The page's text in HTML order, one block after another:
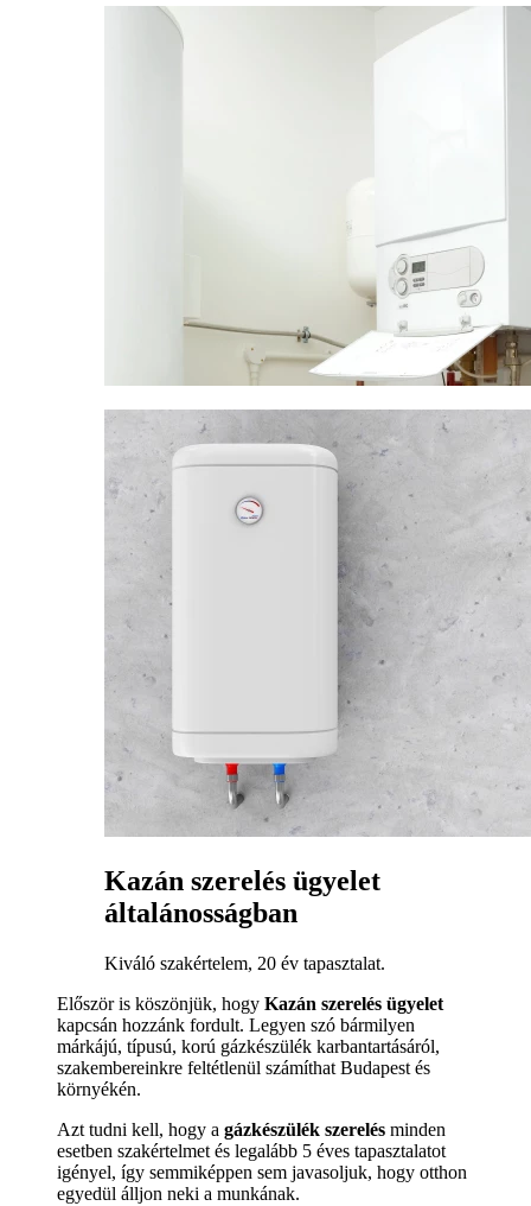
Kazán szerelés ügyelet
általánosságban
Kiváló szakértelem, 20 év tapasztalat.
Először is köszönjük, hogy Kazán szerelés ügyelet
kapcsán hozzánk fordult. Legyen szó bármilyen
márkájú, típusú, korú gázkészülék karbantartásáról,
szakembereinkre feltétlenül számíthat Budapest és
környékén.
Azt tudni kell, hogy a gázkészülék szerelés minden
esetben szakértelmet és legalább 5 éves tapasztalatot
igényel, így semmiképpen sem javasoljuk, hogy otthon
egyedül álljon neki a munkának.